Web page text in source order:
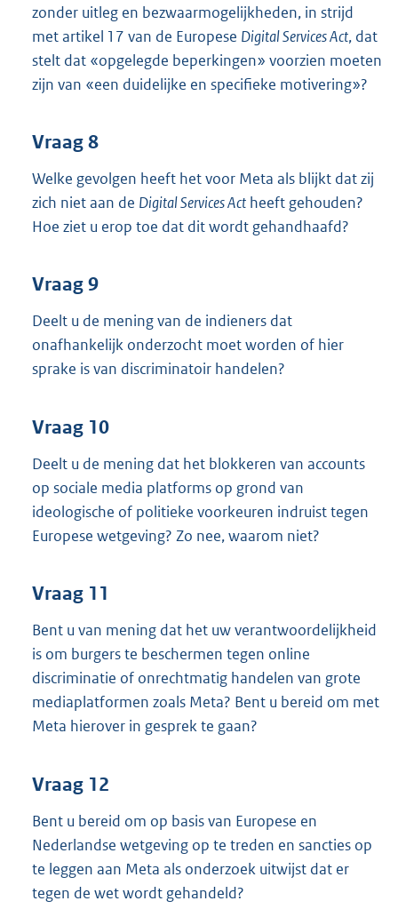
zonder uitleg en bezwaarmogelijkheden, in strijd
met artikel 17 van de Europese Digital Services Act, dat
stelt dat «opgelegde beperkingen» voorzien moeten
zijn van «een duidelijke en specifieke motivering»?
Vraag 8
Welke gevolgen heeft het voor Meta als blijkt dat zij
zich niet aan de Digital Services Act heeft gehouden?
Hoe ziet u erop toe dat dit wordt gehandhaafd?
Vraag 9
Deelt u de mening van de indieners dat
onafhankelijk onderzocht moet worden of hier
sprake is van discriminatoir handelen?
Vraag 10
Deelt u de mening dat het blokkeren van accounts
op sociale media platforms op grond van
ideologische of politieke voorkeuren indruist tegen
Europese wetgeving? Zo nee, waarom niet?
Vraag 11
Bent u van mening dat het uw verantwoordelijkheid
is om burgers te beschermen tegen online
discriminatie of onrechtmatig handelen van grote
mediaplatformen zoals Meta? Bent u bereid om met
Meta hierover in gesprek te gaan?
Vraag 12
Bent u bereid om op basis van Europese en
Nederlandse wetgeving op te treden en sancties op
te leggen aan Meta als onderzoek uitwijst dat er
tegen de wet wordt gehandeld?